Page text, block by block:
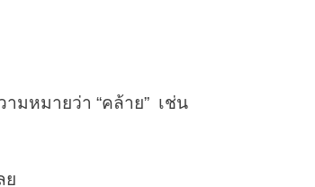
มหมายว่า “คล้าย” เช่น
ย